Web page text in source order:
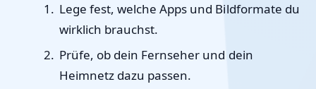
Lege fest, welche Apps und Bildformate du
wirklich brauchst.
Prüfe, ob dein Fernseher und dein
Heimnetz dazu passen.